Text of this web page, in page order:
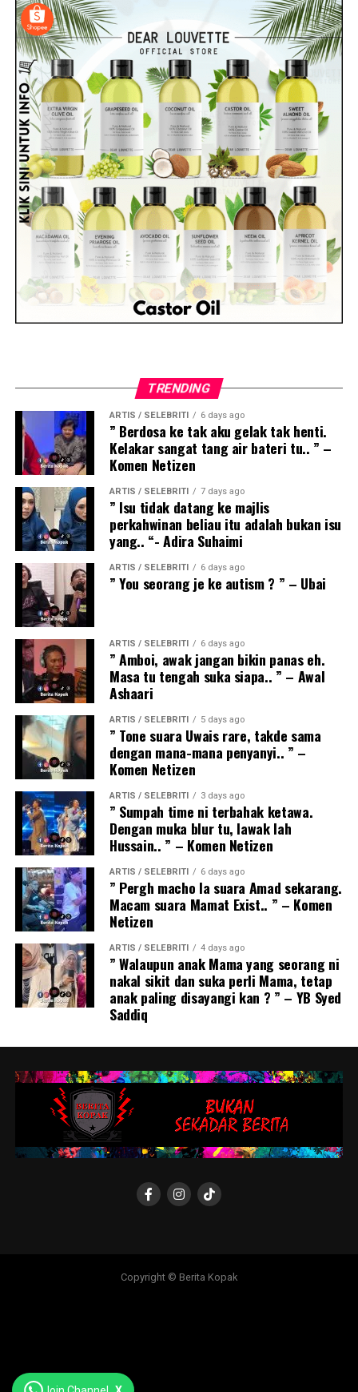
TRENDING
ARTIS / SELEBRITI 6 days ago
” Berdosa ke tak aku gelak tak henti.
Kelakar sangat tang air bateri tu.. ” –
Komen Netizen
ARTIS / SELEBRITI 7 days ago
” Isu tidak datang ke majlis
perkahwinan beliau itu adalah bukan isu
yang.. “- Adira Suhaimi
ARTIS / SELEBRITI 6 days ago
” You seorang je ke autism ? ” – Ubai
ARTIS / SELEBRITI 6 days ago
” Amboi, awak jangan bikin panas eh.
Masa tu tengah suka siapa.. ” – Awal
Ashaari
ARTIS / SELEBRITI 5 days ago
” Tone suara Uwais rare, takde sama
dengan mana-mana penyanyi.. ” –
Komen Netizen
ARTIS / SELEBRITI 3 days ago
” Sumpah time ni terbahak ketawa.
Dengan muka blur tu, lawak lah
Hussain.. ” – Komen Netizen
ARTIS / SELEBRITI 6 days ago
” Pergh macho la suara Amad sekarang.
Macam suara Mamat Exist.. ” – Komen
Netizen
ARTIS / SELEBRITI 4 days ago
” Walaupun anak Mama yang seorang ni
nakal sikit dan suka perli Mama, tetap
anak paling disayangi kan ? ” – YB Syed
Saddiq
Copyright © Berita Kopak